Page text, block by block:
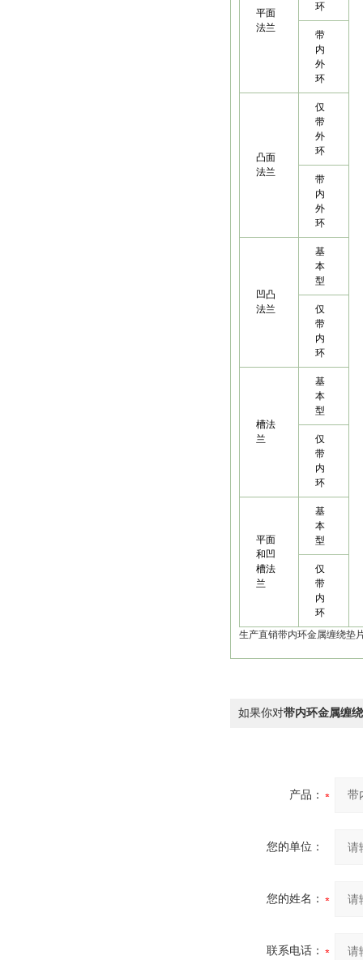
平面
法兰
环
带
内
外
环
凸面
法兰
仅
带
外
环
带
内
外
环
凹凸
法兰
基
本
型
仅
带
内
环
槽法
兰
基
本
型
仅
带
内
环
平面
和凹
槽法
兰
基
本
型
仅
带
内
环
生产直销带内环金属缠绕垫
如果你对带内环金属缠
产品：
您的单位：
您的姓名：
联系电话：